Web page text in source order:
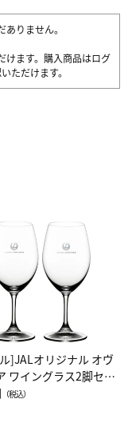
りません。
けます。購入商品はログ
ただけます。
]JALオリジナル オヴ
ワイングラス2脚セッ
ワイン）
（税込）